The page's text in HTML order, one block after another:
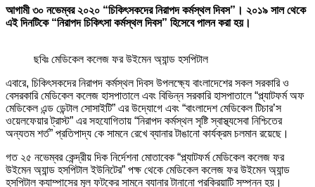
আগামী ৩০ নভেম্বর ২০২০ “চিকিৎসকদের নিরাপদ কর্মস্থল দিবস”। ২০১৯ সাল থেকে
এই দিনটিকে “নিরাপদ চিকিৎসা কর্মস্থল দিবস” হিসেবে পালন করা হয়।
ছবিঃ মেডিকেল কলেজ ফর উইমেন অ্যান্ড হসপিটাল
এবারে, চিকিৎসকদের নিরাপদ কর্মস্থল দিবস উপলক্ষ্যে বাংলাদেশের সকল সরকারি ও
বেসরকারি মেডিকেল কলেজ হাসপাতালে এবং বিভিন্ন সরকারি হাসপাতালে “প্ল্যাটফর্ম অফ
মেডিকেল এন্ড ডেন্টাল সোসাইটি” এর উদ্যোগে এবং “বাংলাদেশ মেডিকেল টিচার’স
ওয়েলফেয়ার ট্রাস্ট” এর সহযোগিতায় “নিরাপদ কর্মস্থল সৃষ্টি স্বাস্থ্যসেবা নিশ্চিতের
অন্যতম শর্ত” প্রতিপাদ্য কে সামনে রেখে ব্যানার টাঙানো কার্যক্রম চলমান রয়েছে।
গত ২৫ নভেম্বর কেন্দ্রীয় দিক নির্দেশনা মোতাবেক “প্ল্যাটফর্ম মেডিকেল কলেজ ফর
উইমেন অ্যান্ড হসপিটাল ইউনিটের” পক্ষ থেকে মেডিকেল কলেজ ফর উইমেন অ্যান্ড
হসপিটাল ক্যাম্পাসের মূল ফটকের সামনে ব্যানার টানানো প্রক্রিয়াটি সম্পন্ন হয়।